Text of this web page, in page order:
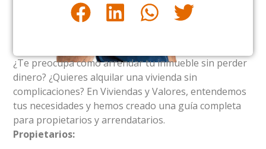
¿Te preocupa cómo arrendar tu inmueble sin perder
dinero? ¿Quieres alquilar una vivienda sin
complicaciones? En Viviendas y Valores, entendemos
tus necesidades y hemos creado una guía completa
para propietarios y arrendatarios.
Propietarios: